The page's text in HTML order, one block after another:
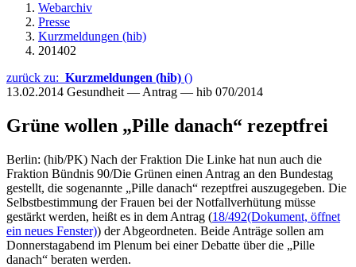
Webarchiv
Presse
Kurzmeldungen (hib)
201402
zurück zu: Kurzmeldungen (hib) ()
13.02.2014 Gesundheit — Antrag — hib 070/2014
Grüne wollen „Pille danach“ rezeptfrei
Berlin: (hib/PK) Nach der Fraktion Die Linke hat nun auch die
Fraktion Bündnis 90/Die Grünen einen Antrag an den Bundestag
gestellt, die sogenannte „Pille danach“ rezeptfrei auszugegeben. Die
Selbstbestimmung der Frauen bei der Notfallverhütung müsse
gestärkt werden, heißt es in dem Antrag (18/492(Dokument, öffnet
ein neues Fenster)) der Abgeordneten. Beide Anträge sollen am
Donnerstagabend im Plenum bei einer Debatte über die „Pille
danach“ beraten werden.